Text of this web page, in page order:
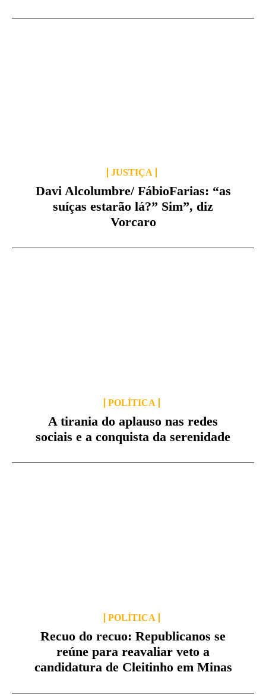
JUSTIÇA
Davi Alcolumbre/ FábioFarias: “as
suíças estarão lá?” Sim”, diz
Vorcaro
POLÍTICA
A tirania do aplauso nas redes
sociais e a conquista da serenidade
POLÍTICA
Recuo do recuo: Republicanos se
reúne para reavaliar veto a
candidatura de Cleitinho em Minas